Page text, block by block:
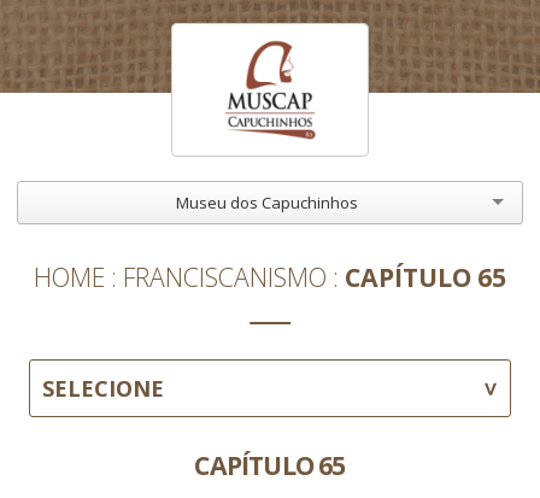
Museu dos Capuchinhos
HOME FRANCISCANISMO CAPÍTULO 65
SELECIONE
CAPÍTULO 65